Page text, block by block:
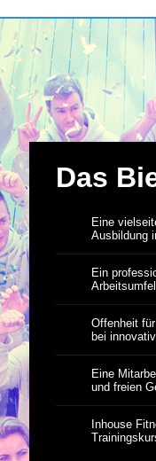
Das
Eine
Ausbildung
Ein
Offenheit
bei
Eine
und freien
Inhouse